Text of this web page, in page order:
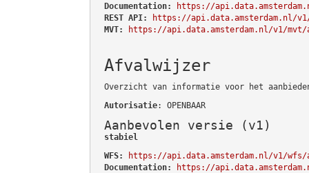
Documentation:
https://
REST API:
https://api.data.amsterdam.nl/
MVT:
https://api.data.amsterdam.nl/v1/mvt/
Afvalwijzer
Overzicht van informatie voor het
Autorisatie: OPENBAAR
Aanbevolen versie (v1)
stabiel
WFS:
https://api.data.amsterdam.nl/v1/
Documentation:
https://